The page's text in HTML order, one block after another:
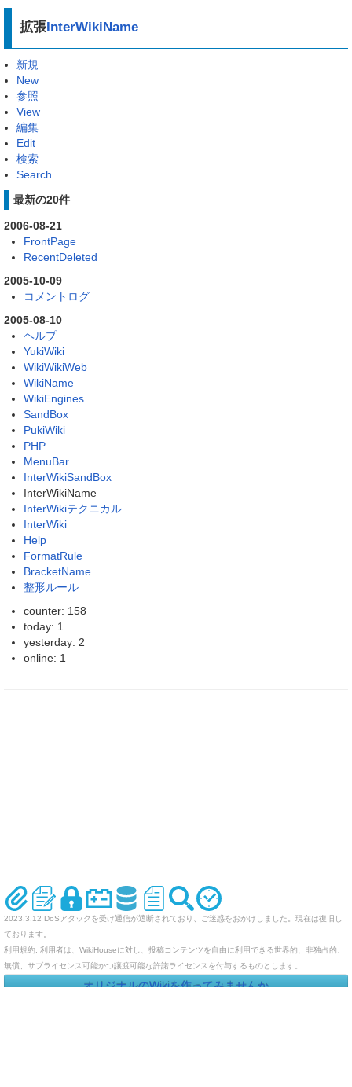
拡張 InterWikiName
新規
New
参照
View
編集
Edit
検索
Search
最新の20件
2006-08-21
FrontPage
RecentDeleted
2005-10-09
コメントログ
2005-08-10
ヘルプ
YukiWiki
WikiWikiWeb
WikiName
WikiEngines
SandBox
PukiWiki
PHP
MenuBar
InterWikiSandBox
InterWikiName
InterWikiテクニカル
InterWiki
Help
FormatRule
BracketName
整形ルール
counter: 158
today: 1
yesterday: 2
online: 1
2023.3.12 DoSアタックを受け通信が遮断されており、ご迷惑をおかけしました。現在は復旧し
ております。
利用規約: 利用者は、WikiHouseに対し、投稿コンテンツを自由に利用できる世界的、非独占的、
無償、サブライセンス可能かつ譲渡可能な許諾ライセンスを付与するものとします。
オリジナルのWikiを作ってみませんか